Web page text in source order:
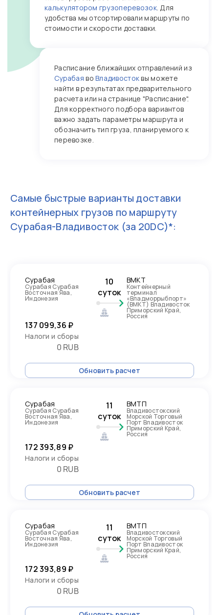
калькулятором грузоперевозок. Для
удобства мы отсортировали маршруты по
стоимости и скорости доставки.
Расписание ближайших отправлений из
Сурабая воВладивостоквы можете
найти в результатах предварительного
расчета или на странице "Расписание".
Для корректного подбора вариантов
важно задать параметры маршрута и
обозначить тип груза, планируемого к
перевозке.
Самые быстрые варианты доставки
контейнерных грузов по маршруту
Сурабая-Владивосток (за 20DC)*:
Сурабая
Сурабая Сурабая
Восточная Ява,
Индонезия
10
суток
ВМКТ
Контейнерный
терминал
«Владморрыбпорт»
(ВМКТ) Владивосток
Приморский Край,
Россия
137 099,36 ₽
Налоги и сборы
0 RUB
Обновить расчет
Сурабая
Сурабая Сурабая
Восточная Ява,
Индонезия
11
суток
ВМТП
Владивостокский
Морской Торговый
Порт Владивосток
Приморский Край,
Россия
172 393,89 ₽
Налоги и сборы
0 RUB
Обновить расчет
Сурабая
Сурабая Сурабая
Восточная Ява,
Индонезия
11
суток
ВМТП
Владивостокский
Морской Торговый
Порт Владивосток
Приморский Край,
Россия
172 393,89 ₽
Налоги и сборы
0 RUB